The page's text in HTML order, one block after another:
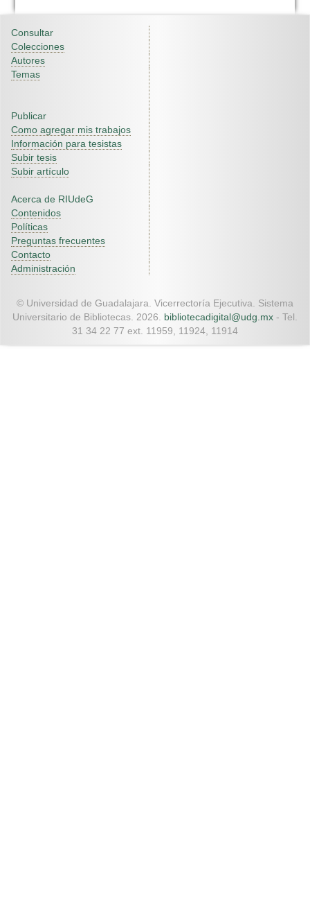
Consultar
Colecciones
Autores
Temas
Publicar
Como agregar mis trabajos
Información para tesistas
Subir tesis
Subir artículo
Acerca de RIUdeG
Contenidos
Políticas
Preguntas frecuentes
Contacto
Administración
© Universidad de Guadalajara. Vicerrectoría Ejecutiva. Sistema
Universitario de Bibliotecas. 2026. bibliotecadigital@udg.mx - Tel.
31 34 22 77 ext. 11959, 11924, 11914